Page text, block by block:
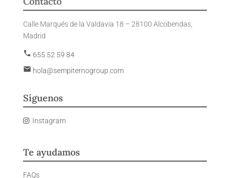
Calle Marqués de la Valdavia 18 – 28100 Alcobendas,
Madrid
phone 655 52 59 84
email hola@sempiternogroup.com
Síguenos
Instagram
Te ayudamos
FAQs